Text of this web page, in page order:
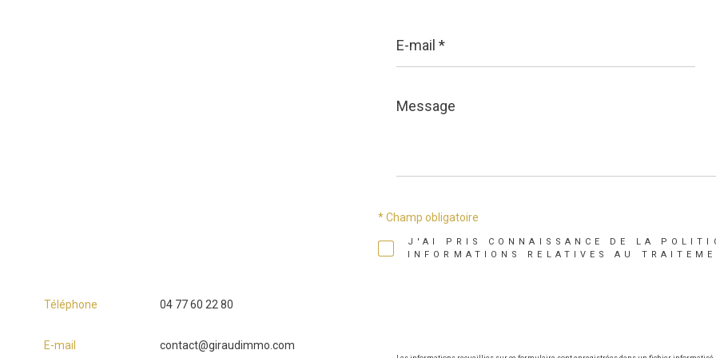
Téléphone 04 77 60 22 80
E-mail contact@giraudimmo.com
mail
*
Message
*
J'AI PRIS CONNAISSANCE DE LA
INFORMATIONS RELATIVES AU
* Champ obligatoire